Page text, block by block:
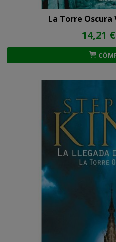
La Torre Oscura
14,21 €